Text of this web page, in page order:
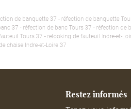
de banquette 37 - réfection de banquette
37 - réfection de banc Tours 37 - réfection
Tours 37 - relooking de fauteuil Indre-et-
chaise Indre-et-Loire 37
Restez informés